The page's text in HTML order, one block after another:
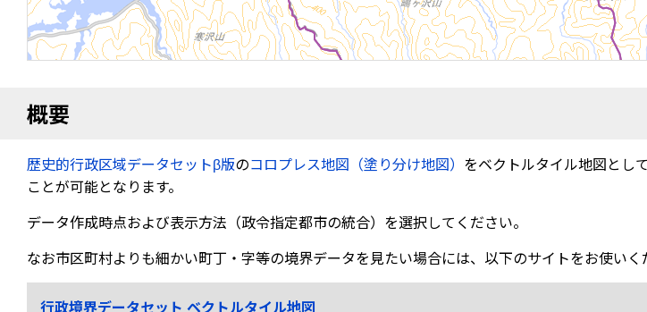
概要
歴史的行政区域データセットβ版のコロプレス地図（塗り分け地図） をベクトルタイル地図とし
ことが可能となります。
データ作成時点および表示方法（政令指定都市の統合）を選択してください。
なお市区町村よりも細かい町丁・字等の境界データを見たい場合には、以下のサイトをお使いく
行政境界データセット ベクトルタイル地図